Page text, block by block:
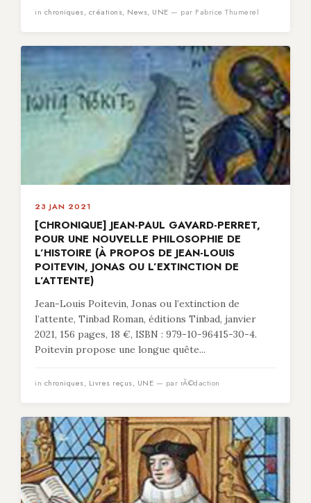
in chroniques, créations, News, UNE — par Fabrice Thumerel
23 JAN 2021
[CHRONIQUE] JEAN-PAUL GAVARD-PERRET,
POUR UNE NOUVELLE PHILOSOPHIE DE
L’HISTOIRE (À PROPOS DE JEAN-LOUIS
POITEVIN, JONAS OU L’EXTINCTION DE
L’ATTENTE)
Jean-Louis Poitevin, Jonas ou l’extinction de
l’attente, Tinbad Roman, éditions Tinbad, janvier
2021, 156 pages, 18 €, ISBN : 979-10-96415-30-4.
Poitevin propose une longue quête...
in chroniques, Livres reçus, UNE — par rÃ©daction